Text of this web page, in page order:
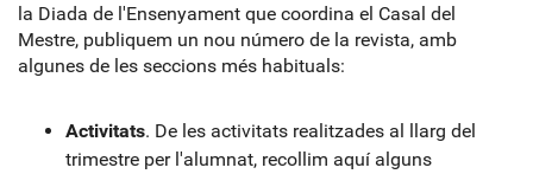
la Diada de l'Ensenyament que coordina el Casal del
Mestre, publiquem un nou número de la revista, amb
algunes de les seccions més habituals:
Activitats. De les activitats realitzades al llarg del
trimestre per l'alumnat, recollim aquí alguns